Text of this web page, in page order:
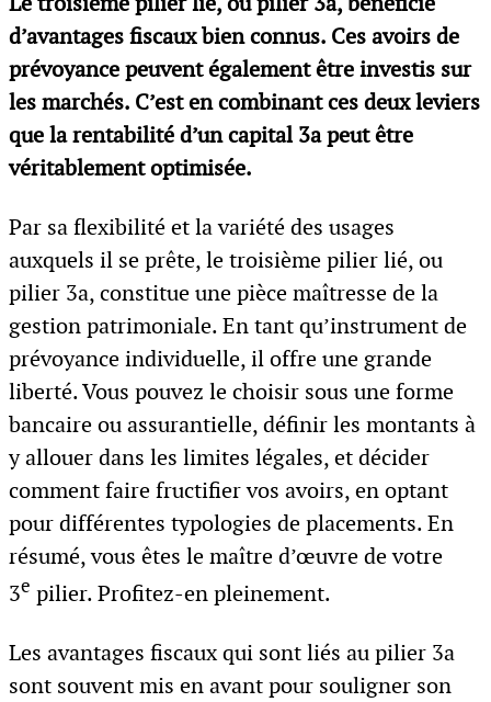
d’avantages fiscaux bien connus. Ces avoirs de
prévoyance peuvent également être investis sur
les marchés. C’est en combinant ces deux leviers
que la rentabilité d’un capital 3a peut être
véritablement optimisée.
Par sa flexibilité et la variété des usages
auxquels il se prête, le troisième pilier lié, ou
pilier 3a, constitue une pièce maîtresse de la
gestion patrimoniale. En tant qu’instrument de
prévoyance individuelle, il offre une grande
liberté. Vous pouvez le choisir sous une forme
bancaire ou assurantielle, définir les montants à
y allouer dans les limites légales, et décider
comment faire fructifier vos avoirs, en optant
pour différentes typologies de placements. En
résumé, vous êtes le maître d’œuvre de votre
3e pilier. Profitez-en pleinement.
Les avantages fiscaux qui sont liés au pilier 3a
sont souvent mis en avant pour souligner son